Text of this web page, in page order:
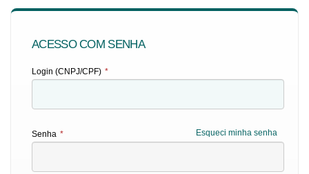
ACESSO COM SENHA
Login (CNPJ/CPF) *
Esqueci minha senha
Senha *